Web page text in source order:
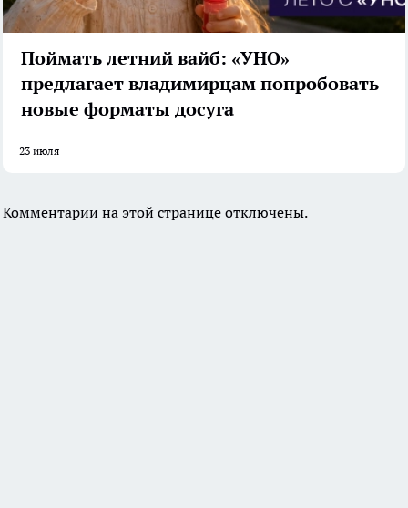
Поймать летний вайб: «УНО»
предлагает владимирцам попробовать
новые форматы досуга
23 июля
Комментарии на этой странице отключены.